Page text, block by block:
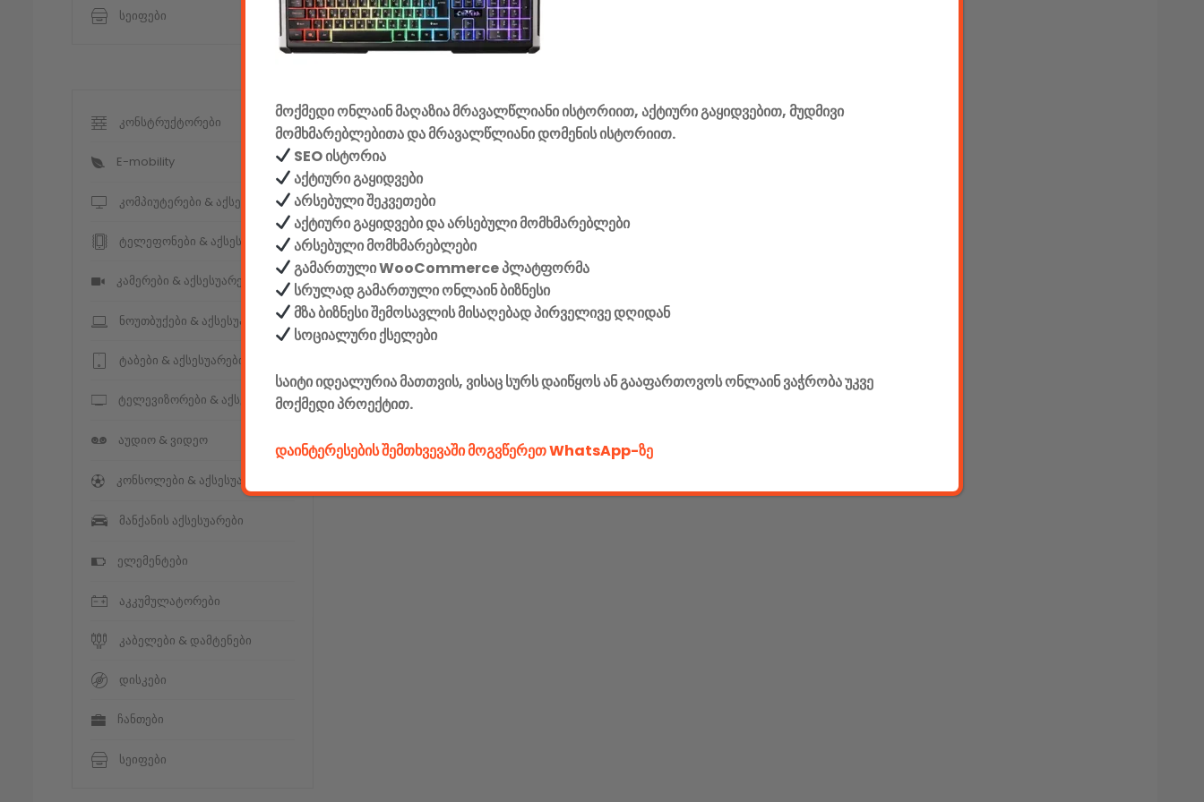
სეიფები
კონსტრუქტორები
E-mobility
კომპიუტერები & აქსესუარები
ტელეფონები & აქსესუარები
კამერები & აქსესუარები
ნოუთბუქები & აქსესუარები
ტაბები & აქსესუარები
ტელევიზორები & აქსესუარები
აუდიო & ვიდეო
კონსოლები & აქსესუარები
მანქანის აქსესუარები
ელემენტები
აკკუმულატორები
კაბელები & დამტენები
დისკები
ჩანთები
სეიფები
მოქმედი ონლაინ მაღაზია მრავალწლიანი ისტორიით, აქტიური გაყიდვებით, მუდმივი
მომხმარებლებითა და მრავალწლიანი დომენის ისტორიით.
SEO ისტორია
აქტიური გაყიდვები
არსებული შეკვეთები
აქტიური გაყიდვები და არსებული მომხმარებლები
არსებული მომხმარებლები
გამართული WooCommerce პლატფორმა
სრულად გამართული ონლაინ ბიზნესი
მზა ბიზნესი შემოსავლის მისაღებად პირველივე დღიდან
სოციალური ქსელები
საიტი იდეალურია მათთვის, ვისაც სურს დაიწყოს ან გააფართოვოს ონლაინ ვაჭრობა უკვე
მოქმედი პროექტით.
დაინტერესების შემთხვევაში მოგვწერეთ WhatsApp-ზე